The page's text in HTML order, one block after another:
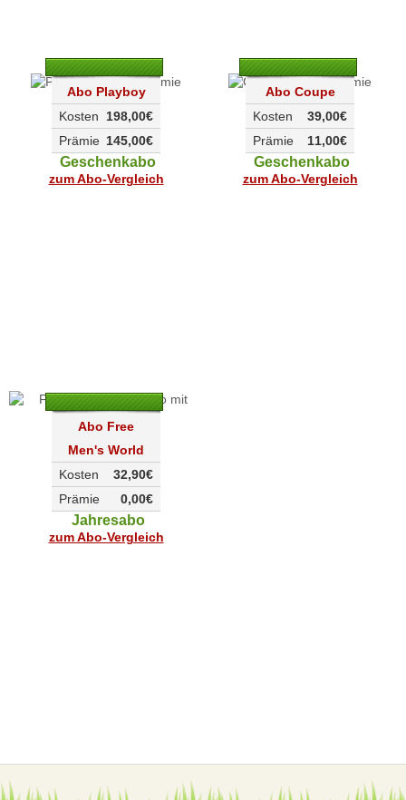
Abo Playboy
198,00€
Kosten
145,00€
Prämie
Geschenkabo
zum Abo-Vergleich
Abo Coupe
39,00€
Kosten
11,00€
Prämie
Geschenkabo
zum Abo-Vergleich
Abo Free
Men's World
32,90€
Kosten
0,00€
Prämie
Jahresabo
zum Abo-Vergleich